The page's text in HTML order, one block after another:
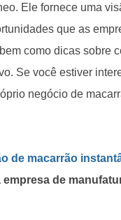
Ele fornece uma
que as
como dicas sobre
Se você estiver
negócio de
de macarrão
de